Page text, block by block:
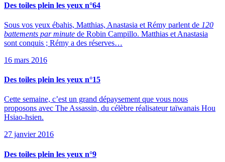
Des toiles plein les yeux n°64
Sous vos yeux ébahis, Matthias, Anastasia et Rémy parlent de 120
battements par minute de Robin Campillo. Matthias et Anastasia
sont conquis ; Rémy a des réserves…
16 mars 2016
Des toiles plein les yeux n°15
Cette semaine, c’est un grand dépaysement que vous nous
proposons avec The Assassin, du célèbre réalisateur taïwanais Hou
Hsiao-hsien.
27 janvier 2016
Des toiles plein les yeux n°9